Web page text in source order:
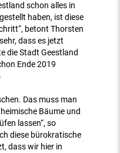
schon alles in
haben, ist diese
betont Thorsten
dass es jetzt
die Stadt Geestland
Ende 2019
Das muss man
Bäume und
lassen“, so
diese bürokratische
dass wir hier in